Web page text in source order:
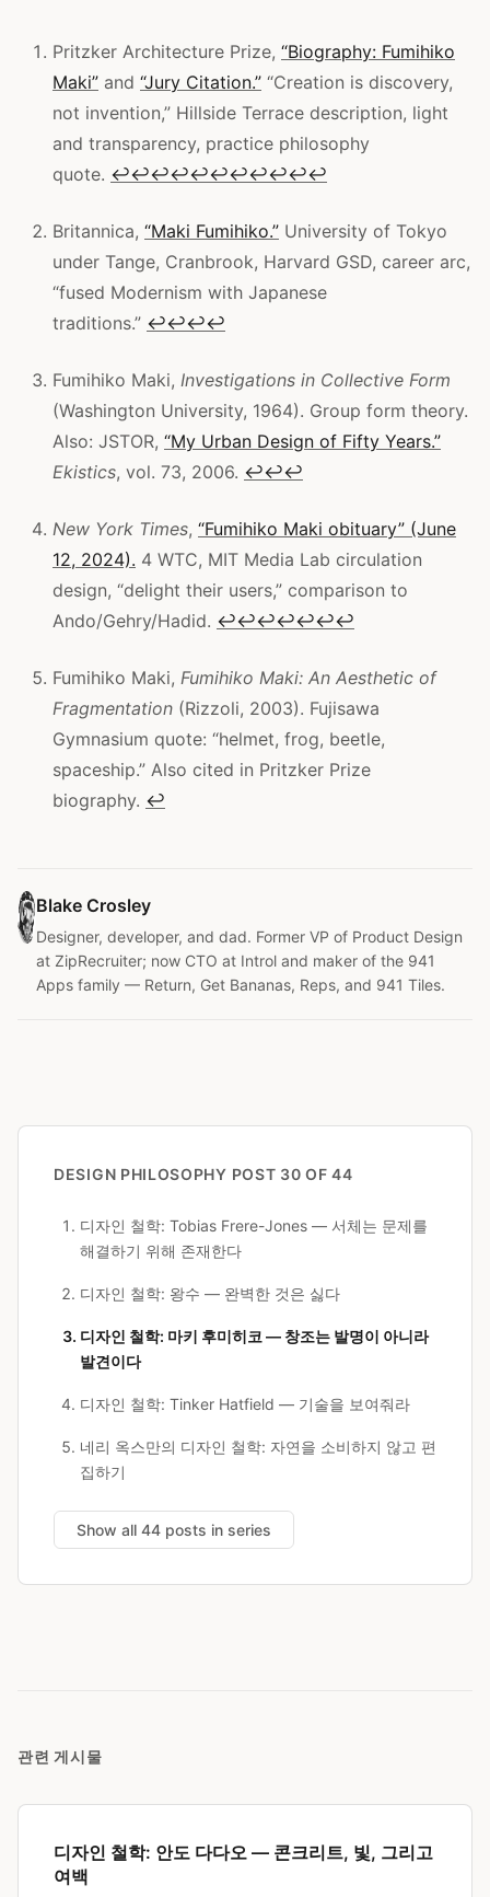
Pritzker Architecture Prize, “Biography: Fumihiko
Maki” and “Jury Citation.” “Creation is discovery,
not invention,” Hillside Terrace description, light
and transparency, practice philosophy
quote. ↩↩↩↩↩↩↩↩↩↩↩
Britannica, “Maki Fumihiko.” University of Tokyo
under Tange, Cranbrook, Harvard GSD, career arc,
“fused Modernism with Japanese
traditions.” ↩↩↩↩
Fumihiko Maki, Investigations in Collective Form
(Washington University, 1964). Group form theory.
Also: JSTOR, “My Urban Design of Fifty Years.”
Ekistics, vol. 73, 2006. ↩↩↩
New York Times, “Fumihiko Maki obituary” (June
12, 2024). 4 WTC, MIT Media Lab circulation
design, “delight their users,” comparison to
Ando/Gehry/Hadid. ↩↩↩↩↩↩↩
Fumihiko Maki, Fumihiko Maki: An Aesthetic of
Fragmentation (Rizzoli, 2003). Fujisawa
Gymnasium quote: “helmet, frog, beetle,
spaceship.” Also cited in Pritzker Prize
biography. ↩
Blake Crosley
Designer, developer, and dad. Former VP of Product Design
at ZipRecruiter; now CTO at Introl and maker of the 941
Apps family — Return, Get Bananas, Reps, and 941 Tiles.
DESIGN PHILOSOPHY POST 30 OF 44
디자인 철학: Tobias Frere-Jones — 서체는 문제를
해결하기 위해 존재한다
디자인 철학: 왕수 — 완벽한 것은 싫다
디자인 철학: 마키 후미히코 — 창조는 발명이 아니라
발견이다
디자인 철학: Tinker Hatfield — 기술을 보여줘라
네리 옥스만의 디자인 철학: 자연을 소비하지 않고 편
집하기
Show all 44 posts in series
관련 게시물
디자인 철학: 안도 다다오 — 콘크리트, 빛, 그리고
여백